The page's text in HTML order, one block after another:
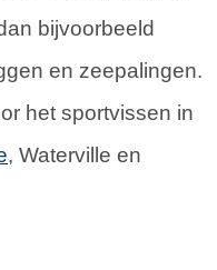
bijvoorbeeld
en zeepalingen.
het sportvissen in
, Waterville en